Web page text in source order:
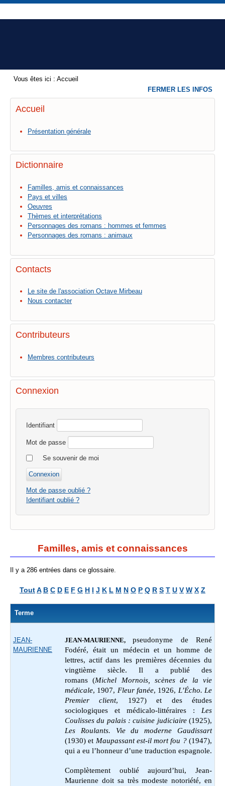
Vous êtes ici : Accueil
Accueil
Présentation générale
Dictionnaire
Familles, amis et connaissances
Pays et villes
Oeuvres
Thèmes et interprétations
Personnages des romans : hommes et femmes
Personnages des romans : animaux
Contacts
Le site de l'association Octave Mirbeau
Nous contacter
Contributeurs
Membres contributeurs
Connexion
Identifiant
Mot de passe
Se souvenir de moi
Mot de passe oublié ?
Identifiant oublié ?
Familles, amis et connaissances
Il y a 286 entrées dans ce glossaire.
ToutA B C D E F G H I J K L M N O P Q R S T U V W X Z
Terme
JEAN-
MAURIENNE
JEAN-MAURIENNE,
pseudonyme de René
Fodéré, était un médecin et un homme de
lettres, actif dans les premières décennies du
vingtième siècle. Il a publié des
romans (Michel Mornois, scènes de la vie
médicale, 1907, Fleur fanée, 1926, L’Écho. Le
Premier client, 1927) et des études
sociologiques et médicalo-littéraires : Les
Coulisses du palais : cuisine judiciaire(1925),
Les Roulants. Vie du moderne Gaudissart
(1930) et Maupassant est-il mort fou ? (1947),
qui a eu l’honneur d’une traduction espagnole.
Complètement oublié aujourd’hui, Jean-
Maurienne doit sa très modeste notoriété, en
FERMER LES INFOS